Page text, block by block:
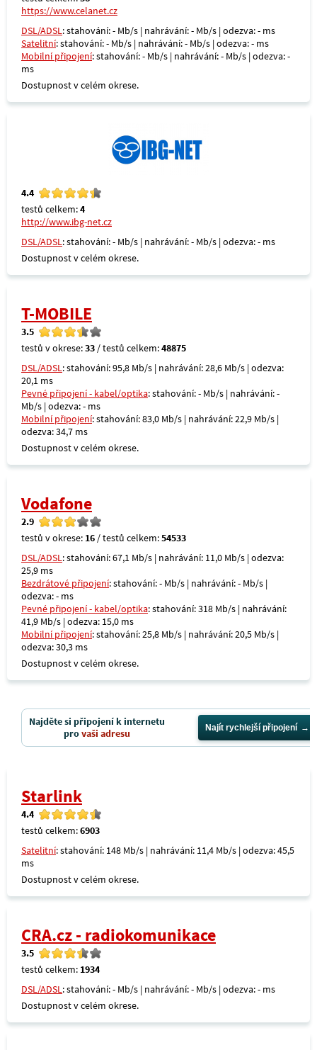
https://www.celanet.cz
DSL/ADSL: stahování: - Mb/s | nahrávání: - Mb/s | odezva: - ms
Satelitní: stahování: - Mb/s | nahrávání: - Mb/s | odezva: - ms
Mobilní připojení: stahování: - Mb/s | nahrávání: - Mb/s | odezva: -
ms
Dostupnost v celém okrese.
4.4
testů celkem:4
http://www.ibg-net.cz
DSL/ADSL: stahování: - Mb/s | nahrávání: - Mb/s | odezva: - ms
Dostupnost v celém okrese.
T-MOBILE
3.5
testů v okrese:33 / testů celkem:48875
DSL/ADSL: stahování: 95,8 Mb/s | nahrávání: 28,6 Mb/s | odezva:
20,1 ms
Pevné připojení - kabel/optika: stahování: - Mb/s | nahrávání: -
Mb/s | odezva: - ms
Mobilní připojení: stahování: 83,0 Mb/s | nahrávání: 22,9 Mb/s |
odezva: 34,7 ms
Dostupnost v celém okrese.
Vodafone
2.9
testů v okrese: 16 / testů celkem:54533
DSL/ADSL: stahování: 67,1 Mb/s | nahrávání: 11,0 Mb/s | odezva:
25,9 ms
Bezdrátové připojení: stahování: - Mb/s | nahrávání: - Mb/s |
odezva: - ms
Pevné připojení - kabel/optika: stahování: 318 Mb/s | nahrávání:
41,9 Mb/s | odezva: 15,0 ms
Mobilní připojení: stahování: 25,8 Mb/s | nahrávání: 20,5 Mb/s |
odezva: 30,3 ms
Dostupnost v celém okrese.
Najděte si připojení k internetu
provaši adresu Najít rychlejší připojení
Starlink
4.4
testů celkem:6903
Satelitní: stahování: 148 Mb/s | nahrávání: 11,4 Mb/s | odezva: 45,5
ms
Dostupnost v celém okrese.
CRA.cz - radiokomunikace
3.5
testů celkem: 1934
DSL/ADSL: stahování: - Mb/s | nahrávání: - Mb/s | odezva: - ms
Dostupnost v celém okrese.